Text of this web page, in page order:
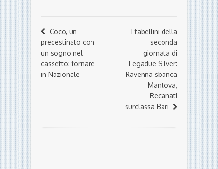
Coco, un
predestinato con
un sogno nel
cassetto: tornare
in Nazionale
I tabellini della
seconda
giornata di
Legadue Silver:
Ravenna sbanca
Mantova,
Recanati
surclassa Bari